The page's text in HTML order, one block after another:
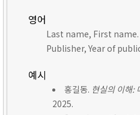
영어
Last name, First name.
Publisher, Year of
예시
홍길동. 현실의 이해:
2025.